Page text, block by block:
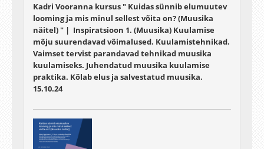
Kadri Vooranna kursus " Kuidas sünnib elumuutev
looming ja mis minul sellest võita on? (Muusika
näitel) " | Inspiratsioon 1. (Muusika) Kuulamise
mõju suurendavad võimalused. Kuulamistehnikad.
Vaimset tervist parandavad tehnikad muusika
kuulamiseks. Juhendatud muusika kuulamise
praktika. Kõlab elus ja salvestatud muusika.
15.10.24